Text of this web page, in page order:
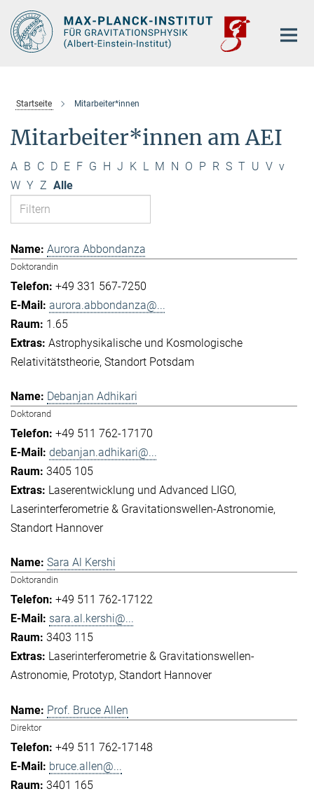
Hauptinhalt
Startseite Mitarbeiter*innen
Mitarbeiter*innen am AEI
A B C D E F G H J K L M N O P R S T U V v
W Y Z Alle
Aurora Abbondanza
Doktorandin
+49 331 567-7250
aurora.abbondanza@...
1.65
Astrophysikalische und Kosmologische
Relativitätstheorie Standort Potsdam
Debanjan Adhikari
Doktorand
+49 511 762-17170
debanjan.adhikari@...
3405 105
Laserentwicklung und Advanced LIGO
Laserinterferometrie & Gravitationswellen-Astronomie
Standort Hannover
Sara Al Kershi
Doktorandin
+49 511 762-17122
sara.al.kershi@...
3403 115
Laserinterferometrie & Gravitationswellen-
Astronomie Prototyp Standort Hannover
Prof. Bruce Allen
Direktor
+49 511 762-17148
bruce.allen@...
3401 165